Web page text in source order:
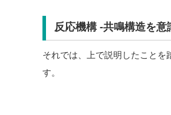
反応機構 -共鳴構造を意
それでは、上で説明したことを
す。